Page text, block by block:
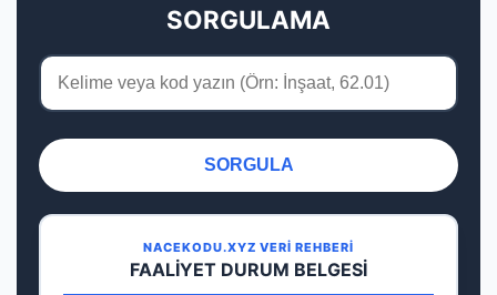
SORGULAMA
SORGULA
NACEKODU.XYZ VERİ REHBERİ
FAALİYET DURUM BELGESİ